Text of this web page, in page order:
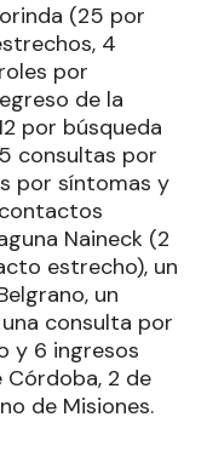
(25 por
4
por
de la
por búsqueda
consultas por
por síntomas y
Naineck (2
estrecho), un
un
consulta por
y 6 ingresos
2 de
de Misiones.